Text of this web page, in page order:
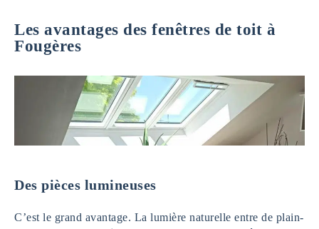
Les avantages des fenêtres de toit à
Fougères
Des pièces lumineuses
C’est le grand avantage. La lumière naturelle entre de plain-